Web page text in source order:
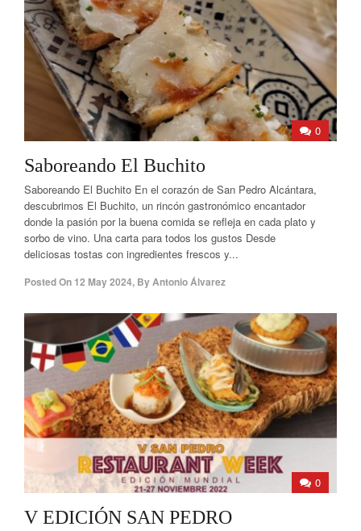
0
Saboreando El Buchito
Saboreando El Buchito En el corazón de San Pedro Alcántara,
descubrimos El Buchito, un rincón gastronómico encantador
donde la pasión por la buena comida se refleja en cada plato y
sorbo de vino. Una carta para todos los gustos Desde
deliciosas tostas con ingredientes frescos y...
Posted On 12 May 2024, ByAntonio Álvarez
0
V EDICIÓN SAN PEDRO